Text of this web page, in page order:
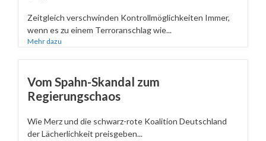
Zeitgleich verschwinden Kontrollmöglichkeiten Immer,
wenn es zu einem Terroranschlag wie...
Mehr dazu
Vom Spahn-Skandal zum
Regierungschaos
Wie Merz und die schwarz-rote Koalition Deutschland
der Lächerlichkeit preisgeben...